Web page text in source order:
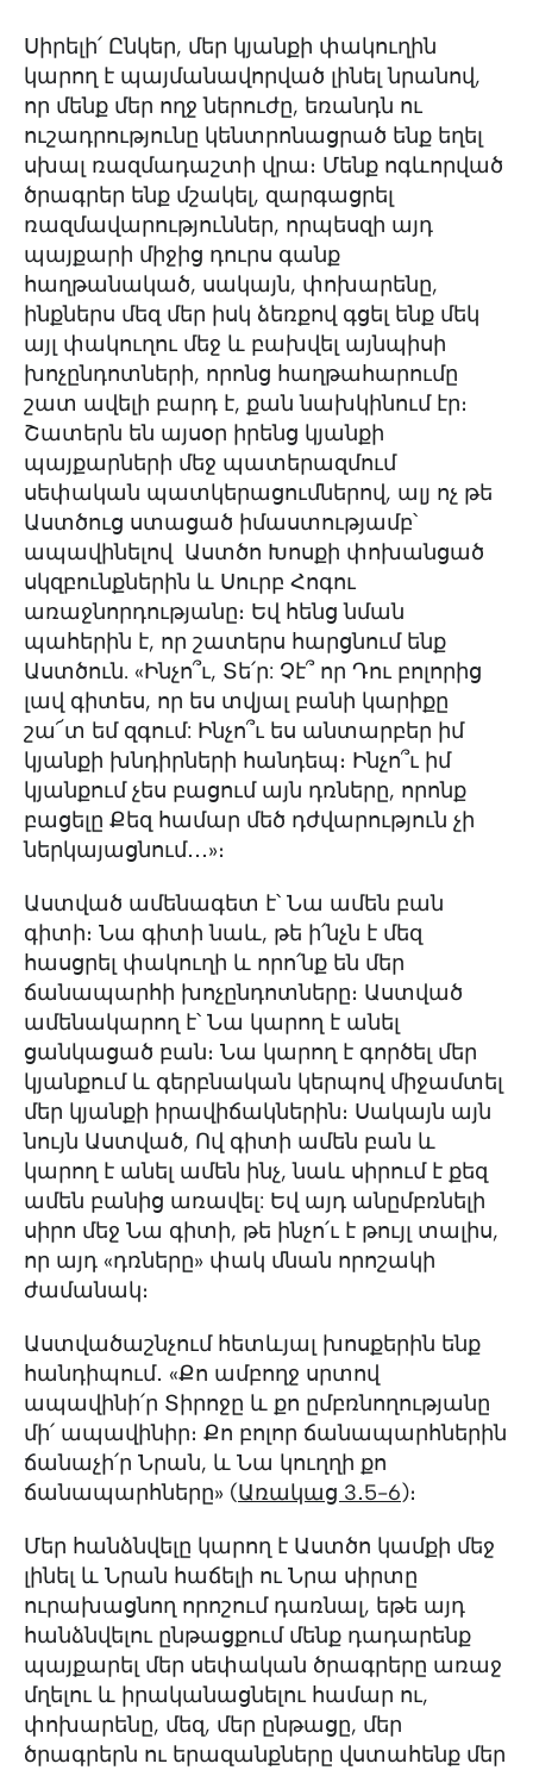
Սիրելի՛ Ընկեր, մեր կյանքի փակուղին
կարող է պայմանավորված լինել նրանով,
որ մենք մեր ողջ ներուժը, եռանդն ու
ուշադրությունը կենտրոնացրած ենք եղել
սխալ ռազմադաշտի վրա։ Մենք ոգևորված
ծրագրեր ենք մշակել, զարգացրել
ռազմավարություններ, որպեսզի այդ
պայքարի միջից դուրս գանք
հաղթանակած, սակայն, փոխարենը,
ինքներս մեզ մեր իսկ ձեռքով գցել ենք մեկ
այլ փակուղու մեջ և բախվել այնպիսի
խոչընդոտների, որոնց հաղթահարումը
շատ ավելի բարդ է, քան նախկինում էր։
Շատերն են այսօր իրենց կյանքի
պայքարների մեջ պատերազմում
սեփական պատկերացումներով, ալյ ոչ թե
Աստծուց ստացած իմաստությամբ՝
ապավինելով Աստծո Խոսքի փոխանցած
սկզբունքներին և Սուրբ Հոգու
առաջնորդությանը։ Եվ հենց նման
պահերին է, որ շատերս հարցնում ենք
Աստծուն. «Ինչո՞ւ, Տե՛ր: Չէ՞ որ Դու բոլորից
լավ գիտես, որ ես տվյալ բանի կարիքը
շա՜տ եմ զգում: Ինչո՞ւ ես անտարբեր իմ
կյանքի խնդիրների հանդեպ։ Ինչո՞ւ իմ
կյանքում չես բացում այն դռները, որոնք
բացելը Քեզ համար մեծ դժվարություն չի
ներկայացնում․․․»։
Աստված ամենագետ է՝ Նա ամեն բան
գիտի։ Նա գիտի նաև, թե ի՛նչն է մեզ
հասցրել փակուղի և որո՛նք են մեր
ճանապարհի խոչընդոտները։ Աստված
ամենակարող է՝ Նա կարող է անել
ցանկացած բան։ Նա կարող է գործել մեր
կյանքում և գերբնական կերպով միջամտել
մեր կյանքի իրավիճակներին։ Սակայն այն
նույն Աստված, Ով գիտի ամեն բան և
կարող է անել ամեն ինչ, նաև սիրում է քեզ
ամեն բանից առավել: Եվ այդ անըմբռնելի
սիրո մեջ Նա գիտի, թե ինչո՛ւ է թույլ տալիս,
որ այդ «դռները» փակ մնան որոշակի
ժամանակ։
Աստվածաշնչում հետևյալ խոսքերին ենք
հանդիպում․ «Քո ամբողջ սրտով
ապավինի՛ր Տիրոջը և քո ըմբռնողությանը
մի՛ ապավինիր։ Քո բոլոր ճանապարհներին
ճանաչի՛ր Նրան, և Նա կուղղի քո
ճանապարհները» (Առակաց 3․5-6)։
Մեր հանձնվելը կարող է Աստծո կամքի մեջ
լինել և Նրան հաճելի ու Նրա սիրտը
ուրախացնող որոշում դառնալ, եթե այդ
հանձնվելու ընթացքում մենք դադարենք
պայքարել մեր սեփական ծրագրերը առաջ
մղելու և իրականացնելու համար ու,
փոխարենը, մեզ, մեր ընթացը, մեր
ծրագրերն ու երազանքները վստահենք մեր